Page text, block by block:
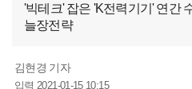
'빅테크' 잡은 'K전력기기' 연간
늘장전략
김현경 기자
입력 2021-01-15 10:15